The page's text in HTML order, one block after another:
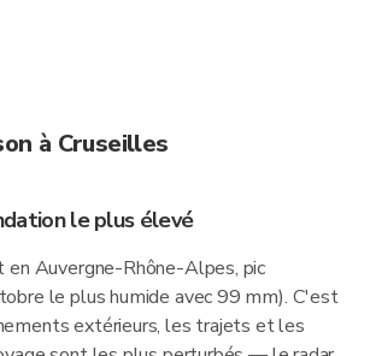
à Cruseilles
le plus élevé
Auvergne-Rhône-Alpes, pic
le plus humide avec 99 mm). C'est
extérieurs, les trajets et les